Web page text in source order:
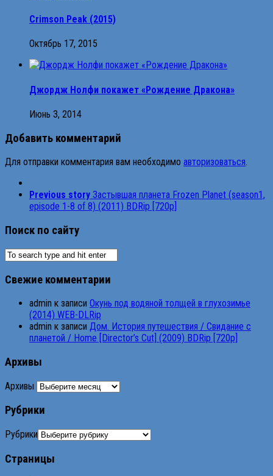
Crimson Peak (2015)
Октябрь 17, 2015
Джордж Нолфи покажет «Рождение Дракона»
Июнь 3, 2014
Добавить комментарий
Для отправки комментария вам необходимо авторизоваться.
Previous story Застывшая планета Frozen Planet (season1,
episode 1-8 of 8) (2011) BDRip [720p]
Поиск по сайту
Свежие комментарии
admin к записи Окунь под водяной толщей в глухозимье
(2014) WEB-DLRip
admin к записи Дом. История путешествия / Свидание с
планетой / Home [Director’s Cut] (2009) BDRip [720p]
Архивы
Архивы
Рубрики
Рубрики
Страницы